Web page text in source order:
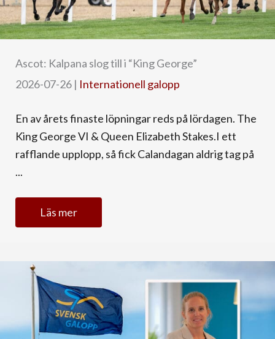
Ascot: Kalpana slog till i “King George”
2026-07-26 | Internationell galopp
En av årets finaste löpningar reds på lördagen. The
King George VI & Queen Elizabeth Stakes.I ett
rafflande upplopp, så fick Calandagan aldrig tag på
...
Läs mer